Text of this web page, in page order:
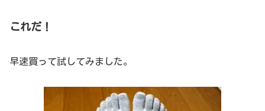
これだ！
早速買って試してみました。